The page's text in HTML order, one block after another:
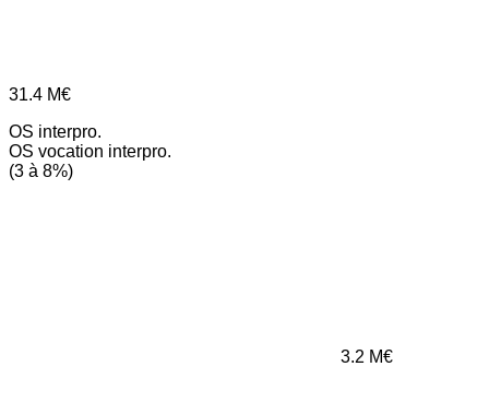
31.4 M€
OS interpro.
OS vocation interpro.
(3 à 8%)
3.2 M€